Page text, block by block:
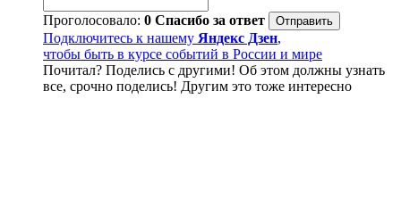
Проголосовало: 0 Спасибо за ответ
Подключитесь к нашему Яндекс Дзен,
чтобы быть в курсе событий в России и мире
Почитал? Поделись с другими! Об этом должны узнать
все, срочно поделись! Другим это тоже интересно